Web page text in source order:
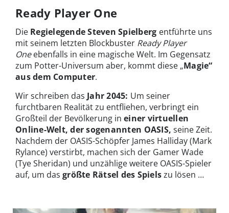
Ready Player One
Die Regielegende Steven Spielberg entführte uns
mit seinem letzten Blockbuster Ready Player
Oneebenfalls in eine magische Welt. Im Gegensatz
zum Potter-Universum aber, kommt diese „Magie“
aus dem Computer.
Wir schreiben das Jahr 2045: Um seiner
furchtbaren Realität zu entfliehen, verbringt ein
Großteil der Bevölkerung in einer virtuellen
Online-Welt, der sogenannten OASIS, seine Zeit.
Nachdem der OASIS-Schöpfer James Halliday (Mark
Rylance) verstirbt, machen sich der Gamer Wade
(Tye Sheridan) und unzählige weitere OASIS-Spieler
auf, um das größte Rätsel des Spielszu lösen …